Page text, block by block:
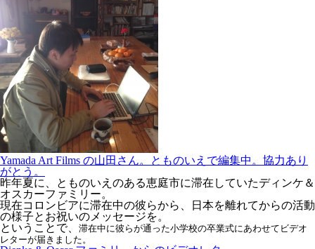
Yamada Art Films の山田さん。とものいえで編集中。協力あり
がとう。
昨年夏に、とものいえのある恵庭市に滞在していたディンケ＆
オスカーファミリー。
現在コロンビアに滞在中の彼らから、日本を離れてからの活動
の様子とお祝いのメッセージを。
ということで、 滞在中に彼らが通った小学校の卒業式にあわせてビデオ
レターが届きました。